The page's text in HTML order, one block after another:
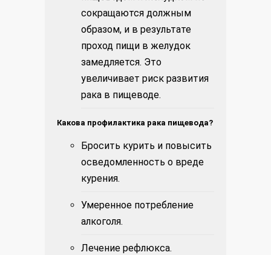
сокращаются должным
образом, и в результате
проход пищи в желудок
замедляется. Это
увеличивает риск развития
рака в пищеводе.
Какова профилактика рака пищевода?
Бросить курить и повысить
осведомленность о вреде
курения.
Умеренное потребление
алкоголя.
Лечение рефлюкса.